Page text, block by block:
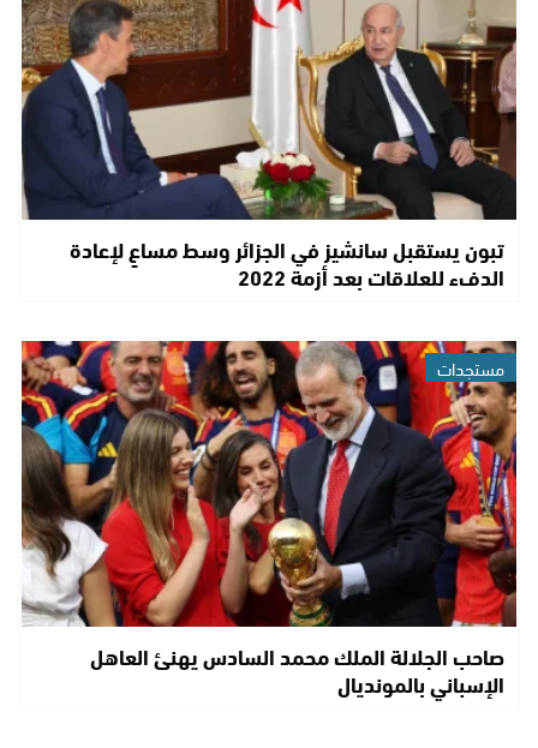
تبون يستقبل سانشيز في الجزائر وسط مساعٍ لإعادة
الدفء للعلاقات بعد أزمة 2022
مستجدات
صاحب الجلالة الملك محمد السادس يهنئ العاهل
الإسباني بالمونديال